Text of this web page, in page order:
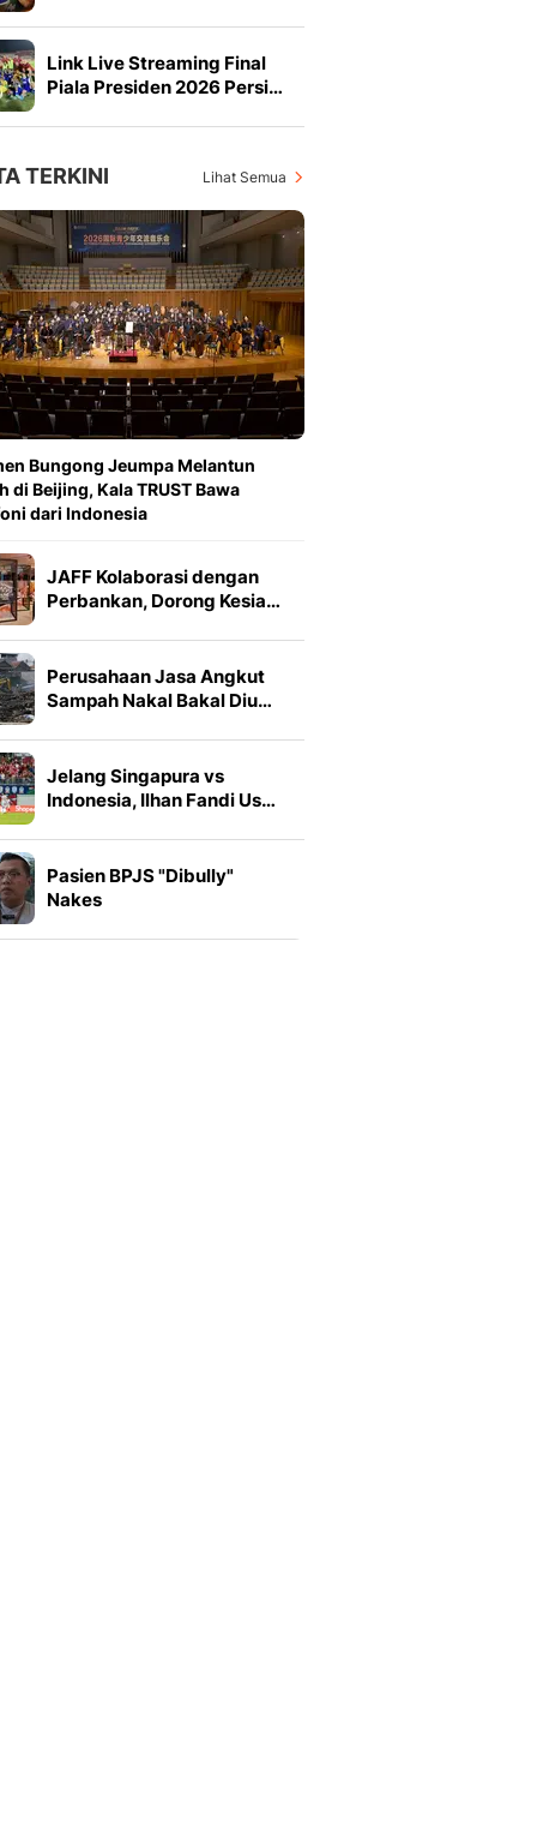
Link Live Streaming Final
Piala Presiden 2026 Persi…
TERKINI Lihat Semua
Bungong Jeumpa Melantun
di Beijing, Kala TRUST Bawa
dari Indonesia
JAFF Kolaborasi dengan
Perbankan, Dorong Kesia…
Perusahaan Jasa Angkut
Sampah Nakal Bakal Diu…
Jelang Singapura vs
Indonesia, Ilhan Fandi Us…
Pasien BPJS "Dibully"
Nakes